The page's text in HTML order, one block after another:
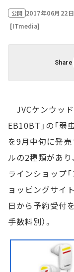
公開 2017年06月22
[ITmedia]
Share
JVCケンウッ
EB10BT」の「弱
を9月中旬に発
ルの2種類があり
ラインショップ
ョッピングサイ
日から予約受付
手数料別）。